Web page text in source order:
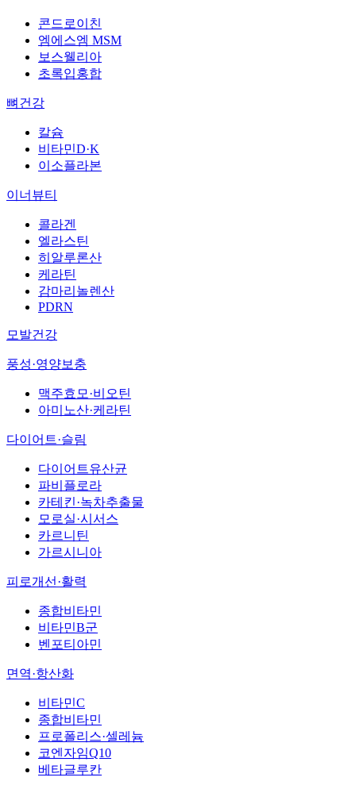
콘드로이친
엠에스엠 MSM
보스웰리아
초록입홍합
뼈건강
칼슘
비타민D·K
이소플라본
이너뷰티
콜라겐
엘라스틴
히알루론산
케라틴
감마리놀렌산
PDRN
모발건강
풍성·영양보충
맥주효모·비오틴
아미노산·케라틴
다이어트·슬림
다이어트유산균
파비플로라
카테킨·녹차추출물
모로실·시서스
카르니틴
가르시니아
피로개선·활력
종합비타민
비타민B군
벤포티아민
면역·항산화
비타민C
종합비타민
프로폴리스·셀레늄
코엔자임Q10
베타글루칸